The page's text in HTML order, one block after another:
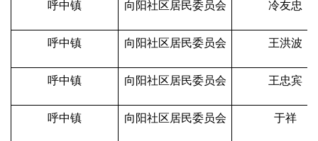
呼中镇 向阳社区居民委员会 冷友忠
呼中镇 向阳社区居民委员会 王洪波
呼中镇 向阳社区居民委员会 王忠宾
呼中镇 向阳社区居民委员会 于祥